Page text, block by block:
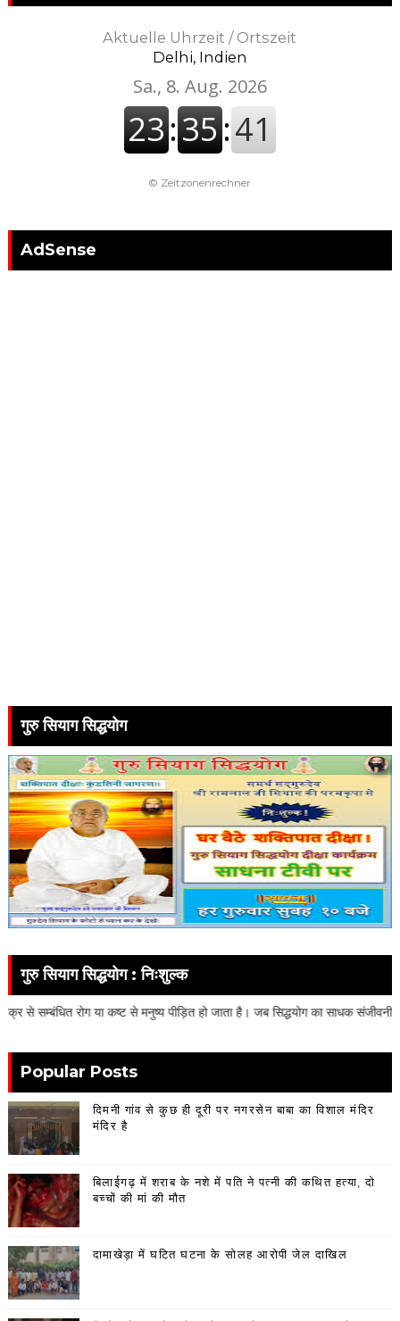
Aktuelle Uhrzeit / Ortszeit
Delhi, Indien
© Zeitzonenrechner
AdSense
गुरु सियाग सिद्धयोग
गुरु सियाग सिद्धयोग : निःशुल्क
हो जाता है। जब सिद्धयोग का साधक संजीवनी
Popular Posts
दिमनी गांव से कुछ ही दूरी पर नगरसेन बाबा का विशाल मंदिर
मंदिर है
बिलाईगढ़ में शराब के नशे में पति ने पत्नी की कथित हत्या, दो
बच्चों की मां की मौत
दामाखेड़ा में घटित घटना के सोलह आरोपी जेल दाखिल